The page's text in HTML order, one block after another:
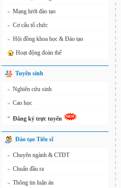
» Mạng lưới đào tạo
» Cơ cấu tổ chức
» Hội đồng khoa học & Đào tạo
Hoạt động đoàn thể
Tuyển sinh
» Nghiên cứu sinh
» Cao học
» Đăng ký trực tuyến
Đào tạo Tiến sĩ
» Chuyên ngành & CTĐT
» Chuẩn đầu ra
» Thông tin luận án